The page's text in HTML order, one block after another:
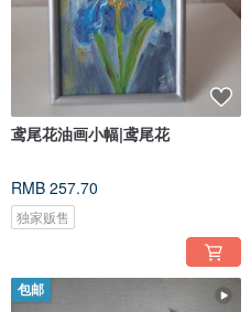
鸢尾花油画小幅|鸢尾花
RMB 257.70
独家贩售
包邮